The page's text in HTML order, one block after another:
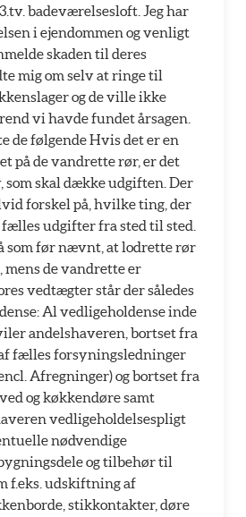
badeværelsesloft. Jeg har
i ejendommen og venligt
skaden til deres
mig om selv at ringe til
og de ville ikke
vi havde fundet årsagen.
de følgende Hvis det er en
på de vandrette rør, er det
som skal dække udgiften. Der
forskel på, hvilke ting, der
udgifter fra sted til sted.
som før nævnt, at lodrette rør
mens de vandrette er
vedtægter står der således
Al vedligeholdense inde
andelshaveren, bortset fra
fælles forsyningsledninger
Afregninger) og bortset fra
og køkkendøre samt
vedligeholdelsespligt
nødvendige
og tilbehør til
f.eks. udskiftning af
stikkontakter, døre